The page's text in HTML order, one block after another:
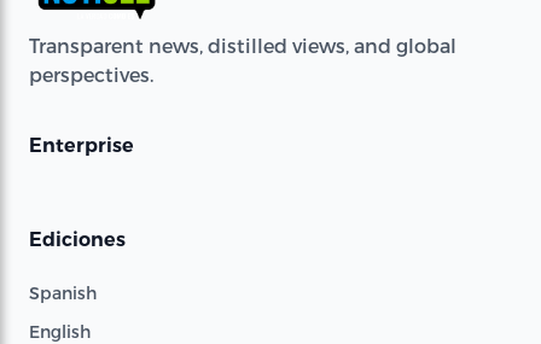
Transparent news, distilled views, and global
perspectives.
Enterprise
Ediciones
Spanish
English